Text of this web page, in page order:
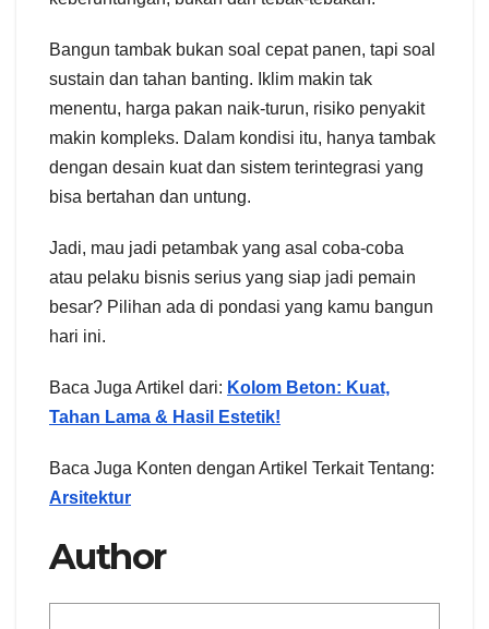
Bangun tambak bukan soal cepat panen, tapi soal
sustain dan tahan banting. Iklim makin tak
menentu, harga pakan naik-turun, risiko penyakit
makin kompleks. Dalam kondisi itu, hanya tambak
dengan desain kuat dan sistem terintegrasi yang
bisa bertahan dan untung.
Jadi, mau jadi petambak yang asal coba-coba
atau pelaku bisnis serius yang siap jadi pemain
besar? Pilihan ada di pondasi yang kamu bangun
hari ini.
Baca Juga Artikel dari: Kolom Beton: Kuat,
Tahan Lama & Hasil Estetik!
Baca Juga Konten dengan Artikel Terkait Tentang:
Arsitektur
Author